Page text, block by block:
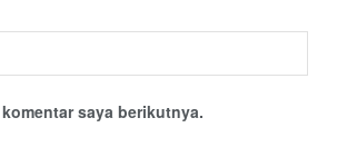
saya berikutnya.